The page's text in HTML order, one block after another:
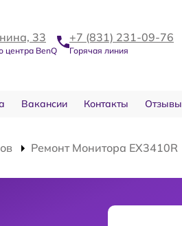
33
центра BenQ
+7 (831) 231-09-76
Горячая линия
Вакансии Контакты Отзывы
Ремонт Монитора EX3410R